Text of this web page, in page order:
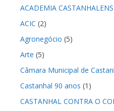
ACADEMIA
ACIC (2)
Agronegócio (5)
Arte (5)
Câmara Municipal de
Castanhal 90 anos (1)
CASTANHAL CONTRA O